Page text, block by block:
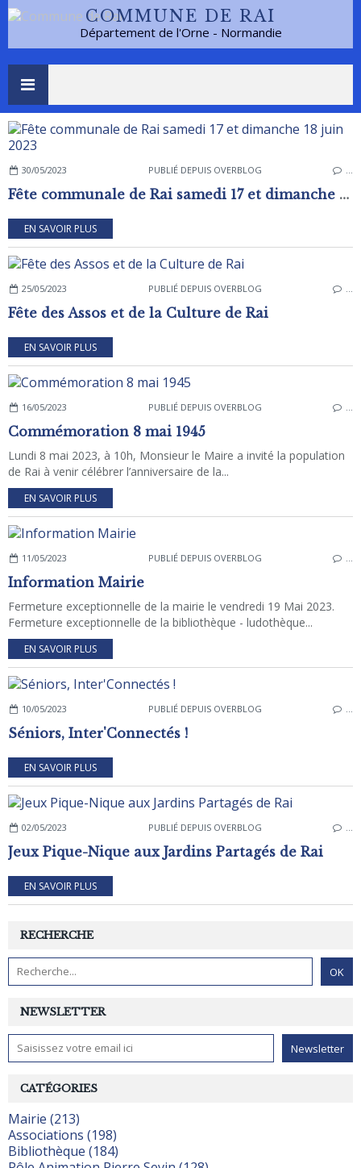
COMMUNE DE RAI
Département de l'Orne - Normandie
30/05/2023 PUBLIÉ DEPUIS OVERBLOG …
Fête communale de Rai samedi 17 et dimanche 18 juin 2023
EN SAVOIR PLUS
25/05/2023 PUBLIÉ DEPUIS OVERBLOG …
Fête des Assos et de la Culture de Rai
EN SAVOIR PLUS
16/05/2023 PUBLIÉ DEPUIS OVERBLOG …
Commémoration 8 mai 1945
Lundi 8 mai 2023, à 10h, Monsieur le Maire a invité la population
de Rai à venir célébrer l’anniversaire de la...
EN SAVOIR PLUS
11/05/2023 PUBLIÉ DEPUIS OVERBLOG …
Information Mairie
Fermeture exceptionnelle de la mairie le vendredi 19 Mai 2023.
Fermeture exceptionnelle de la bibliothèque - ludothèque...
EN SAVOIR PLUS
10/05/2023 PUBLIÉ DEPUIS OVERBLOG …
Séniors, Inter'Connectés !
EN SAVOIR PLUS
02/05/2023 PUBLIÉ DEPUIS OVERBLOG …
Jeux Pique-Nique aux Jardins Partagés de Rai
EN SAVOIR PLUS
NEWSLETTER
RECHERCHE
CATÉGORIES
Mairie (213)
Associations (198)
Bibliothèque (184)